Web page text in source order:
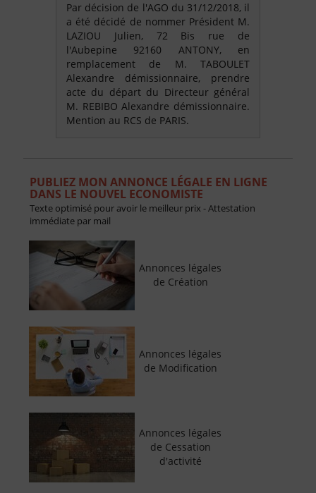
Par décision de l'AGO du 31/12/2018, il
a été décidé de nommer Président M.
LAZIOU Julien, 72 Bis rue de
l'Aubepine 92160 ANTONY, en
remplacement de M. TABOULET
Alexandre démissionnaire, prendre
acte du départ du Directeur général
M. REBIBO Alexandre démissionnaire.
Mention au RCS de PARIS.
PUBLIEZ MON ANNONCE LÉGALE EN LIGNE
DANS LE NOUVEL ECONOMISTE
Texte optimisé pour avoir le meilleur prix - Attestation
immédiate par mail
Annonces légales
de Création
Annonces légales
de Modification
Annonces légales
de Cessation
d'activité